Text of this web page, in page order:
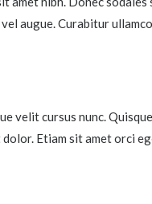
augue. Curabitur
velit cursus nunc.
Etiam sit amet orci